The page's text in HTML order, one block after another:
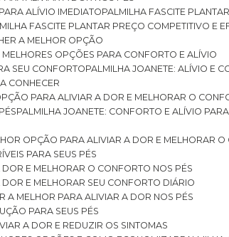
ALÍVIO IMEDIATO
PALMILHA FASCITE
FASCITE PLANTAR PREÇO COMPETITIVO E
A MELHOR OPÇÃO
OPÇÕES PARA CONFORTO E ALÍVIO
SEU CONFORTO
PALMILHA JOANETE: ALÍVIO E
CONHECER
PARA ALIVIAR A DOR E MELHORAR O
PALMILHA JOANETE: CONFORTO E ALÍVIO
OPÇÃO PARA ALIVIAR A DOR E MELHORAR
PARA SEUS PÉS
E MELHORAR O CONFORTO NOS PÉS
E MELHORAR SEU CONFORTO DIÁRIO
A MELHOR PARA ALIVIAR A DOR NOS PÉS
PARA SEUS PÉS
A DOR E REDUZIR OS SINTOMAS